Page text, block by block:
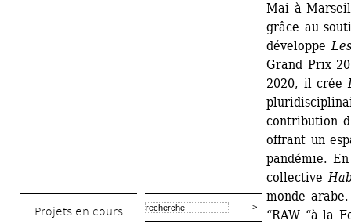
Projets en cours
Mai à
grâce au
développe
Grand Prix
2020, il crée
contribution
offrant un
pandémie.
collective
monde
“RAW “à la